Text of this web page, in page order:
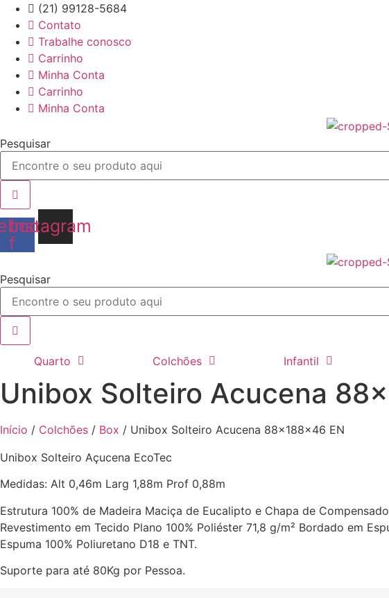
para
conteúdo
(21) 99128-5684
Contato
Trabalhe conosco
Carrinho
Minha Conta
Carrinho
Minha Conta
Pesquisar
f
Instagram
Pesquisar
Quarto Colchões Infantil
Unibox Solteiro Acucena
Início / Colchões / Box / Unibox Solteiro Acucena 88x188x46 EN
Unibox Solteiro Açucena EcoTec
Medidas: Alt 0,46m Larg 1,88m Prof 0,88m
Estrutura 100% de Madeira Maciça de Eucalipto e Chapa de
Revestimento em Tecido Plano 100% Poliéster 71,8 g/m² Bordado em
Espuma 100% Poliuretano D18 e TNT.
Suporte para até 80Kg por Pessoa.